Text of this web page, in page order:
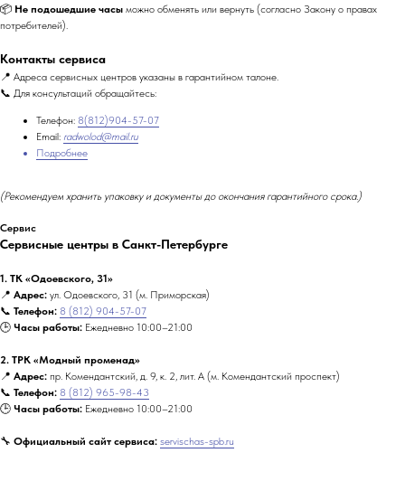
📦 Не подошедшие часы можно обменять или вернуть (согласно Закону о правах
потребителей).
Контакты сервиса
📍 Адреса сервисных центров указаны в гарантийном талоне.
📞 Для консультаций обращайтесь:
Телефон: 8(812)904-57-07
Email: radwolod@mail.ru
Подробнее
(Рекомендуем хранить упаковку и документы до окончания гарантийного срока.)
Сервис
Сервисные центры в Санкт-Петербурге
1. ТК «Одоевского, 31»
📍 Адрес: ул. Одоевского, 31 (м. Приморская)
📞 Телефон: 8 (812) 904-57-07
🕒 Часы работы: Ежедневно 10:00–21:00
2. ТРК «Модный променад»
📍 Адрес: пр. Комендантский, д. 9, к. 2, лит. А (м. Комендантский проспект)
📞 Телефон: 8 (812) 965-98-43
🕒 Часы работы: Ежедневно 10:00–21:00
🔧 Официальный сайт сервиса: servischas-spb.ru